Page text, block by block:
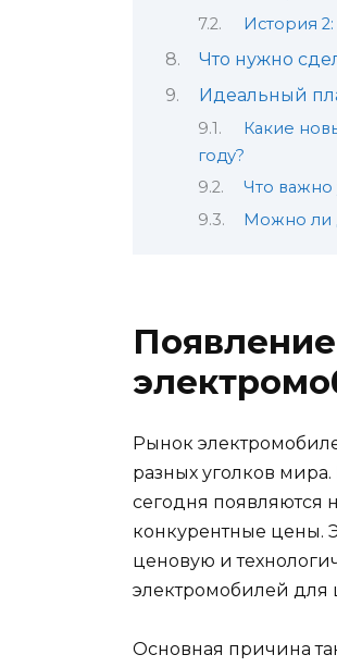
История
Что нужно
Идеальный
Какие
году?
Что важно
Можно ли
Рынок
разных уголков мира.
сегодня
конкурентные цены.
ценовую и
электромобилей для
Основная причина